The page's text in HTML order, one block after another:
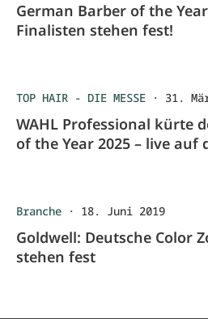
German Barber of the
Finalisten stehen fest!
TOP HAIR - DIE MESSE · 31.
WAHL Professional kürte
of the Year 2025 – live auf
Branche · 18. Juni 2019
Goldwell: Deutsche Color
stehen fest